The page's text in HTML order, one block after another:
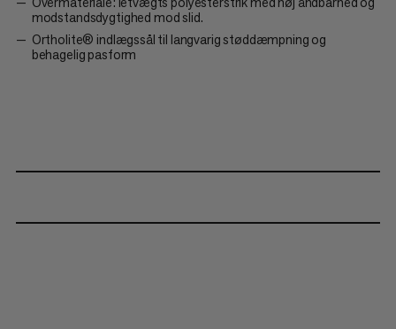
modstandsdygtighed mod slid.
Ortholite® indlægssål til langvarig støddæmpning og
behagelig pasform